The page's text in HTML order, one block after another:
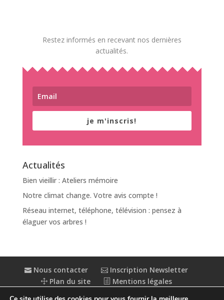
Restez informés en recevant nos dernières
actualités.
je m'inscris!
Actualités
Bien vieillir : Ateliers mémoire
Notre climat change. Votre avis compte !
Réseau internet, téléphone, télévision : pensez à
élaguer vos arbres !
Nous contacter
Inscription Newsletter
Plan du site
Mentions légales